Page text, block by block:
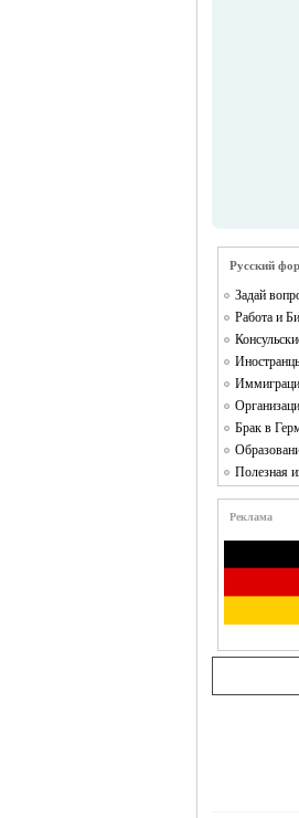
Русский
Задай
Работа и
Брак в
Полезная
Реклама